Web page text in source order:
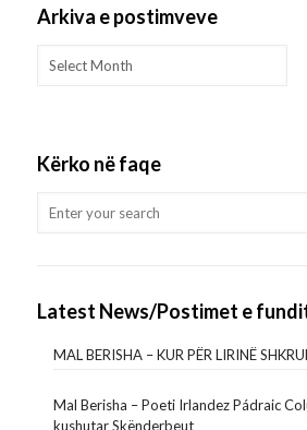
Arkiva e postimveve
Kërko në faqe
Latest News/Postimet e
MAL BERISHA – KUR PËR LIRINË
Mal Berisha – Poeti Irlandez Pádraic
kushutar Skënderbeut